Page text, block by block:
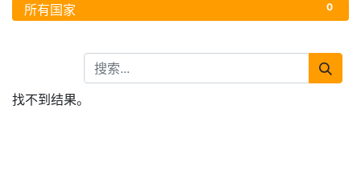
所有国家 0
找不到结果。